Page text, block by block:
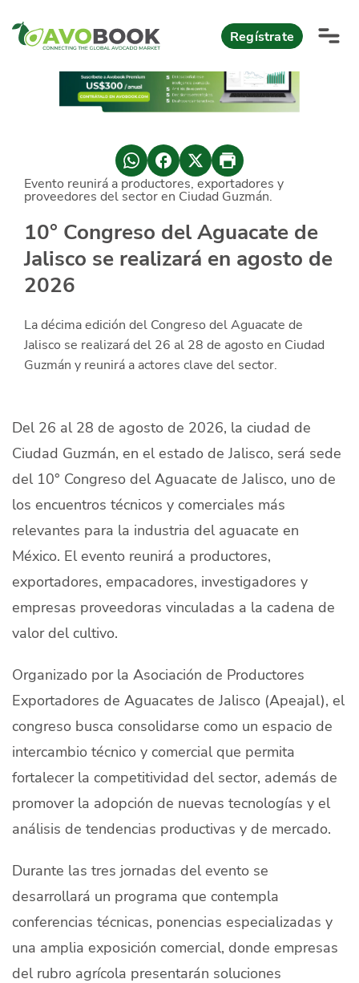
Regístrate
AvoReports
AvoComments
AvoMagazine
AvoEvents
Iniciar Sesión
Quiénes Somos
Mercados
Contacto
modo claro
Evento reunirá a productores, exportadores y
proveedores del sector en Ciudad Guzmán.
10° Congreso del Aguacate de
Jalisco se realizará en agosto de
2026
La décima edición del Congreso del Aguacate de
Jalisco se realizará del 26 al 28 de agosto en Ciudad
Guzmán y reunirá a actores clave del sector.
Del 26 al 28 de agosto de 2026, la ciudad de
Ciudad Guzmán, en el estado de Jalisco, será sede
del 10° Congreso del Aguacate de Jalisco, uno de
los encuentros técnicos y comerciales más
relevantes para la industria del aguacate en
México. El evento reunirá a productores,
exportadores, empacadores, investigadores y
empresas proveedoras vinculadas a la cadena de
valor del cultivo.
Organizado por la Asociación de Productores
Exportadores de Aguacates de Jalisco (Apeajal), el
congreso busca consolidarse como un espacio de
intercambio técnico y comercial que permita
fortalecer la competitividad del sector, además de
promover la adopción de nuevas tecnologías y el
análisis de tendencias productivas y de mercado.
Durante las tres jornadas del evento se
desarrollará un programa que contempla
conferencias técnicas, ponencias especializadas y
una amplia exposición comercial, donde empresas
del rubro agrícola presentarán soluciones